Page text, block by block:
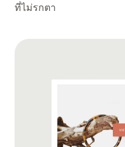
ที่ไม่รกตา